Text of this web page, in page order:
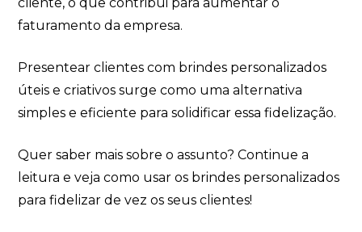
faturamento da empresa.
Presentear clientes com brindes personalizados
úteis e criativos surge como uma alternativa
simples e eficiente para solidificar essa fidelização.
Quer saber mais sobre o assunto? Continue a
leitura e veja como usar os brindes personalizados
para fidelizar de vez os seus clientes!
+55
Eu concordo em receber comunicações.